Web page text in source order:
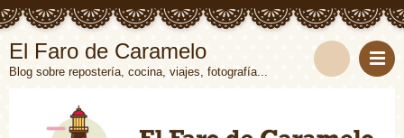
El Faro de Caramelo
Blog sobre repostería, cocina, viajes, fotografía...